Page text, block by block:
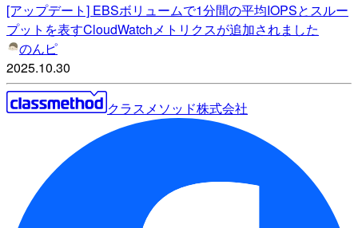
[アップデート] EBSボリュームで1分間の平均IOPSとスルー
プットを表すCloudWatchメトリクスが追加されました
のんピ
2025.10.30
クラスメソッド株式会社